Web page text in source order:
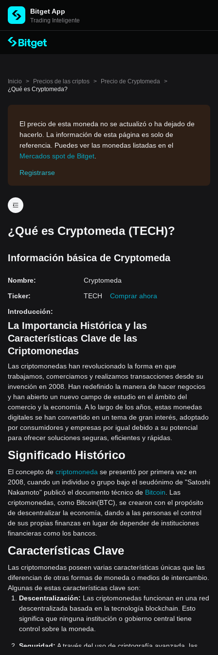
Bitget App
Trading Inteligente
Inicio > Precios de las criptos > Precio de Cryptomeda >
¿Qué es Cryptomeda?
El precio de esta moneda no se actualizó o ha dejado de
hacerlo. La información de esta página es solo de
referencia. Puedes ver las monedas listadas en el
Mercados spot de Bitget
Registrarse
¿Qué es Cryptomeda (TECH)?
Información básica de Cryptomeda
Nombre:
Cryptomeda
Ticker: TECH
Comprar ahora
Introducción:
La Importancia Histórica y las
Características Clave de las
Criptomonedas
Las criptomonedas han revolucionado la forma en que
trabajamos, comerciamos y realizamos transacciones desde su
invención en 2008. Han redefinido la manera de hacer negocios
y han abierto un nuevo campo de estudio en el ámbito del
comercio y la economía. A lo largo de los años, estas monedas
digitales se han convertido en un tema de gran interés, adoptado
por consumidores y empresas por igual debido a su potencial
para ofrecer soluciones seguras, eficientes y rápidas.
Significado Histórico
El concepto de criptomoneda se presentó por primera vez en
2008, cuando un individuo o grupo bajo el seudónimo de "Satoshi
Nakamoto" publicó el documento técnico de Bitcoin . Las
criptomonedas, como Bitcoin(BTC), se crearon con el propósito
de descentralizar la economía, dando a las personas el control
de sus propias finanzas en lugar de depender de instituciones
financieras como los bancos.
Características Clave
Las criptomonedas poseen varias características únicas que las
diferencian de otras formas de moneda o medios de intercambio.
Algunas de estas características clave son:
Descentralización: Las criptomonedas funcionan en una red
descentralizada basada en la tecnología blockchain. Esto
significa que ninguna institución o gobierno central tiene
control sobre la moneda.
Seguridad: A través del uso de criptografía avanzada, las